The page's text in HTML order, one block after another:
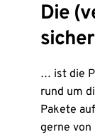
Die
… ist die
rund um
Pakete
gerne von